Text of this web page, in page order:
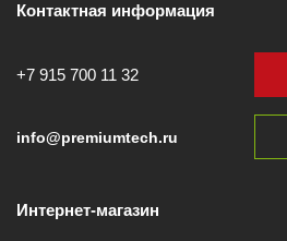
Контактная информация
+7 915 700 11 32
info@premiumtech.ru
Интернет-магазин